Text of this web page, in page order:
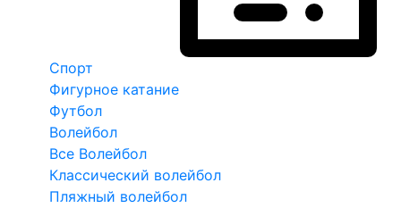
Спорт
Фигурное катание
Футбол
Волейбол
Все Волейбол
Классический волейбол
Пляжный волейбол